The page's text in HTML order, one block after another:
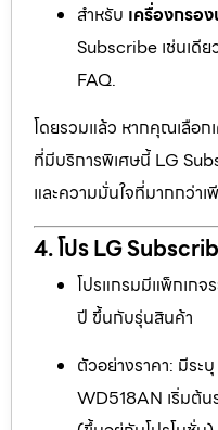
สำหรับ เครื่องกรอ
Subscribe เช่นเดี
FAQ.
โดยรวมแล้ว หากคุณเลือก
ที่มีบริการพิเศษนี้ LG
และความมั่นใจที่มากกว่า
4. โปร LG
โปรแกรมมีแพ็กเกจ
ปี ขึ้นกับรุ่นสินค้า
ตัวอย่างราคา: มีระ
WD518AN เริ่มต้น